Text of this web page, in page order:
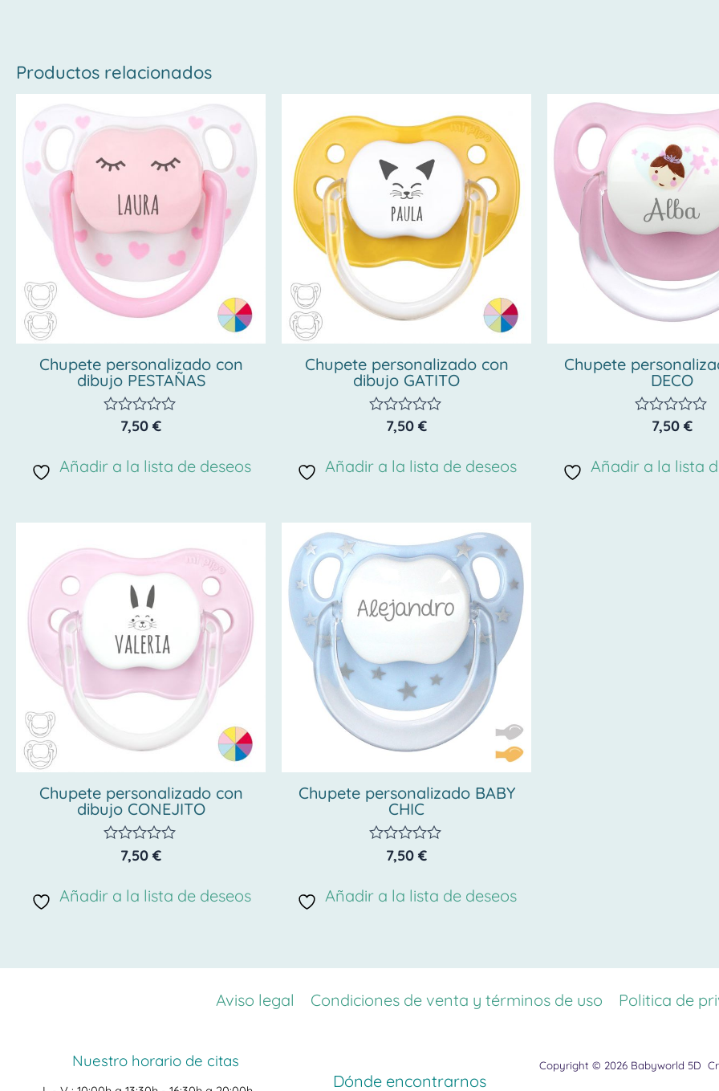
Productos relacionados
Chupete personalizado con
dibujo PESTAÑAS
Valorado
de
7,50 €
Añadir a la lista de deseos
Chupete personalizado con
dibujo GATITO
Valorado
de
7,50 €
Añadir a la lista de deseos
Chupete
DECO
Valorado
de
7,50 €
Añadir a la lista
Chupete personalizado con
dibujo CONEJITO
Valorado
de
7,50 €
Añadir a la lista de deseos
Chupete personalizado BABY
CHIC
Valorado
de
7,50 €
Añadir a la lista de deseos
Aviso legal Condiciones de venta y términos de uso Politica de
Nuestro horario de citas
Dónde encontrarnos
Copyright © 2026 Babyworld 5D